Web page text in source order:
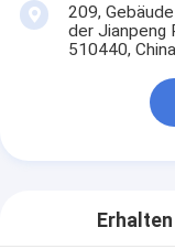
209,
der Jianpeng
510440, China